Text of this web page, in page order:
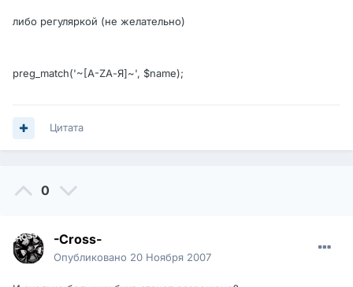
либо регуляркой (не желательно)
preg_match('~[A-ZА-Я]~', $name);
Цитата
0
-Cross-
Опубликовано 20 Ноября 2007